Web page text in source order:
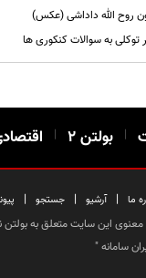
روح الله داداشی (عکس)
به سوالات کنکوری ها
| بولتن ۲ |
ما | آرشیو | جستجو |
این سایت متعلق به بولتن
سامانه"